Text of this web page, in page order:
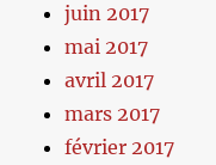
juin 2017
mai 2017
avril 2017
mars 2017
février 2017